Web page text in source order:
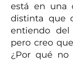
está en una
distinta que
entiendo
pero creo
¿Por qué no